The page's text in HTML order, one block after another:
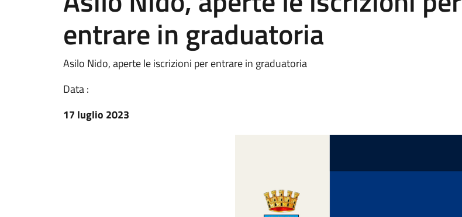
entrare in graduatoria
Asilo Nido, aperte le iscrizioni per entrare in graduatoria
Data :
17 luglio 2023